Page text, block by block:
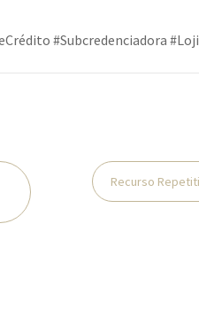
#Subcredenciadora
Recurso